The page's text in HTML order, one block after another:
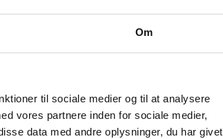
Om
til sociale medier og til at analysere
vores partnere inden for sociale medier,
data med andre oplysninger, du har givet